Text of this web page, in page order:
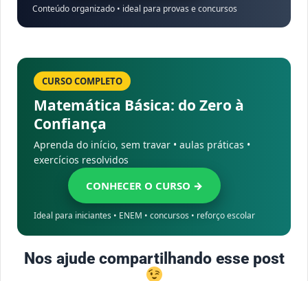
Conteúdo organizado • ideal para provas e concursos
CURSO COMPLETO
Matemática Básica: do Zero à
Confiança
Aprenda do início, sem travar • aulas práticas •
exercícios resolvidos
CONHECER O CURSO →
Ideal para iniciantes • ENEM • concursos • reforço escolar
Nos ajude compartilhando esse post